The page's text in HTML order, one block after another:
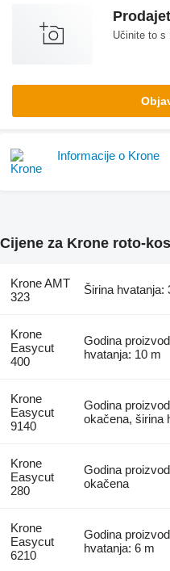
Učinite to s
Informacije o Krone
Cijene za Krone roto-
Krone AMT
323
Širina hvatanja:
Krone
Easycut
400
Godina
hvatanja: 10 m
Krone
Easycut
9140
Godina
okačena, širina
Krone
Easycut
280
Godina
okačena
Krone
Easycut
6210
Godina
hvatanja: 6 m